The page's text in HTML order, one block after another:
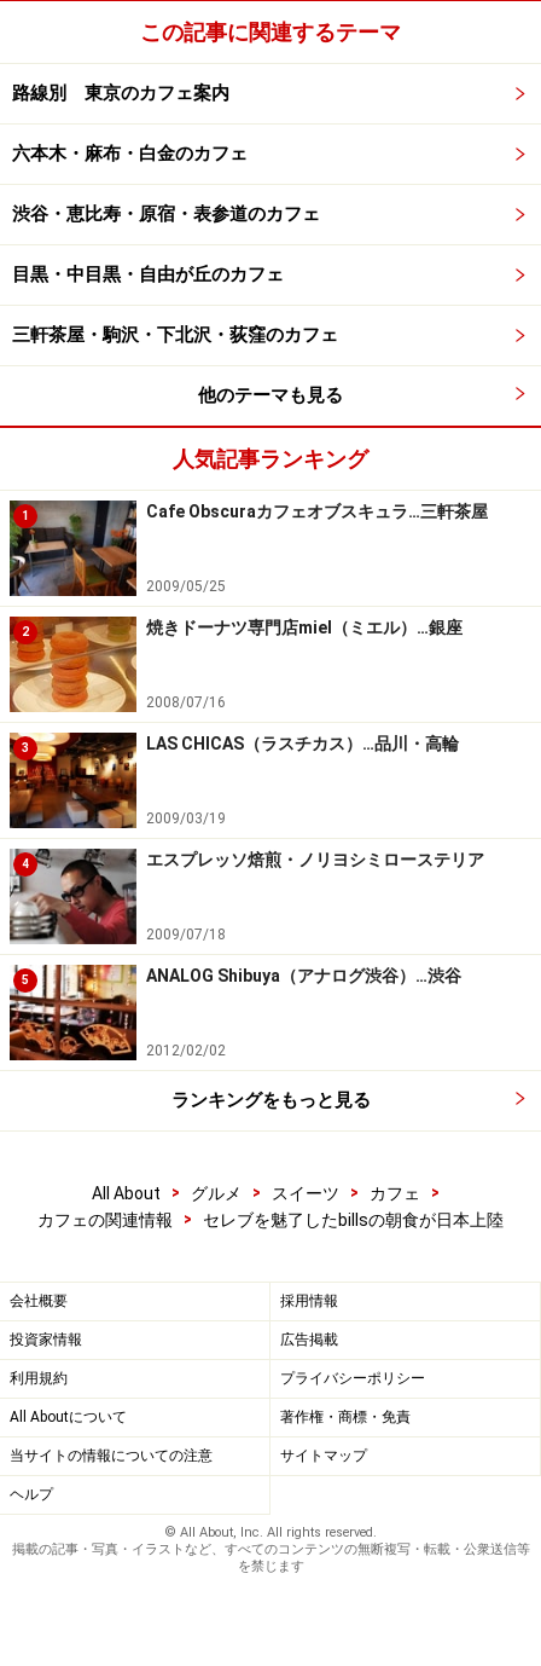
この記事に関連するテーマ
路線別 東京のカフェ案内
六本木・麻布・白金のカフェ
渋谷・恵比寿・原宿・表参道のカフェ
目黒・中目黒・自由が丘のカフェ
三軒茶屋・駒沢・下北沢・荻窪のカフェ
他のテーマも見る
人気記事ランキング
1 Cafe Obscuraカフェオブスキュラ…三軒茶屋
2009/05/25
2 焼きドーナツ専門店miel（ミエル）…銀座
2008/07/16
3 LAS CHICAS（ラスチカス）…品川・高輪
2009/03/19
4 エスプレッソ焙煎・ノリヨシミローステリア
2009/07/18
5 ANALOG Shibuya（アナログ渋谷）…渋谷
2012/02/02
ランキングをもっと見る
All About > グルメ > スイーツ > カフェ
>
カフェの関連情報
> セレブを魅了したbillsの朝食が日本上陸
会社概要 採用情報
投資家情報 広告掲載
利用規約 プライバシーポリシー
All Aboutについて 著作権・商標・免責
当サイトの情報についての注意 サイトマップ
ヘルプ
© All About, Inc. All rights reserved.
掲載の記事・写真・イラストなど、すべてのコンテンツの無断複写・転載・公衆送信等
を禁じます